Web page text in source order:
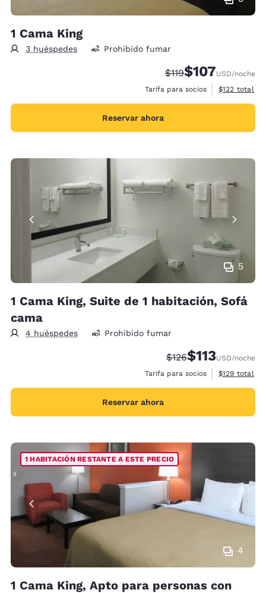
1 Cama King
3 huéspedes Prohibido fumar
Precio tachado:
$119Precio con
$107USD/noche
Tarifa para socios
Ver detalles
$122 total
Reservar ahora
5
1 Cama King, Suite de 1 habitación, Sofá
cama
4 huéspedes Prohibido fumar
Precio tachado:
$126Precio con
$113USD/noche
Tarifa para socios
Ver detalles
$129 total
Reservar ahora
4
1 HABITACIÓN RESTANTE A ESTE PRECIO
1 Cama King, Apto para personas con